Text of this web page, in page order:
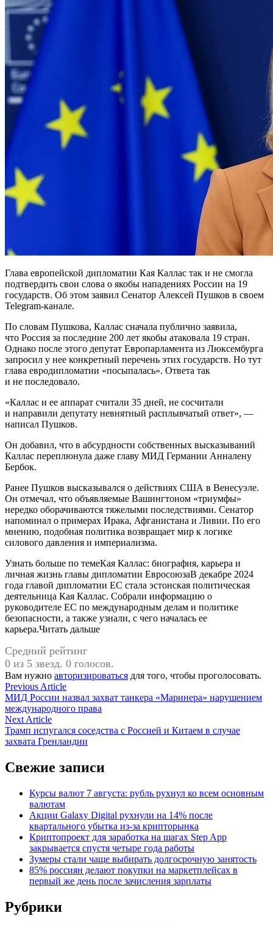
Глава европейской дипломатии Кая Каллас так и не смогла
подтвердить свои слова о якобы нападениях России на 19
государств. Об этом заявил Сенатор Алексей Пушков в своем
Telegram-канале.
По словам Пушкова, Каллас сначала публично заявила,
что Россия за последние 200 лет якобы атаковала 19 стран.
Однако после этого депутат Европарламента из Люксембурга
запросил у нее конкретный перечень этих государств. Но тут
глава евродипломатии «посыпалась». Ответа так
и не последовало.
«Каллас и ее аппарат считали 35 дней, не сосчитали
и направили депутату невнятный расплывчатый ответ», —
написал Пушков.
Он добавил, что в абсурдности собственных высказываний
Каллас переплюнула даже главу МИД Германии Анналену
Бербок.
Ранее Пушков высказывался о действиях США в Венесуэле.
Он отмечал, что объявляемые Вашингтоном «триумфы»
нередко оборачиваются тяжелыми последствиями. Сенатор
напоминал о примерах Ирака, Афганистана и Ливии. По его
мнению, подобная политика возвращает мир к логике
силового давления и империализма.
Узнать больше по темеКая Каллас: биография, карьера и
личная жизнь главы дипломатии ЕвросоюзаВ декабре 2024
года главой дипломатии ЕС стала эстонская политическая
деятельница Кая Каллас. Собрали информацию о
руководителе ЕС по международным делам и политике
безопасности, а также узнали, с чего началась ее
карьера.Читать дальше
Средний рейтинг
0 из 5 звезд. 0 голосов.
Вам нужно авторизироваться для того, чтобы проголосовать.
Навигация
по
записям
Previous ArticlePrevious
article:
МИД России назвал захват танкера «Маринера» нарушением
международного права
Next ArticleNext
article:
Трамп испугался соседства с Россией и Китаем в случае
захвата Гренландии
Свежие записи
Курсы валют 7 августа: рубль рухнул ко всем основным
валютам
Акции Galaxy Digital рухнули на 14% после
квартального убытка из-за крипторынка
Криптопроект для заработка на шагах Step App
закрывается спустя четыре года работы
Зумеры стали чаще выбирать долгосрочную занятость
85% россиян делают покупки на маркетплейсах в
первый же день после зачисления зарплаты
Рубрики